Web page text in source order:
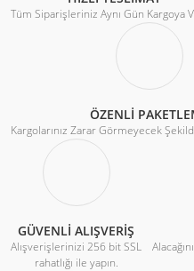
Tüm Siparişleriniz Aynı Gün Kargoya
ÖZENLİ
Kargolarınız Zarar Görmeyecek
GÜVENLİ ALIŞVERİŞ
Alışverişlerinizi 256 bit SSL
rahatlığı ile yapın.